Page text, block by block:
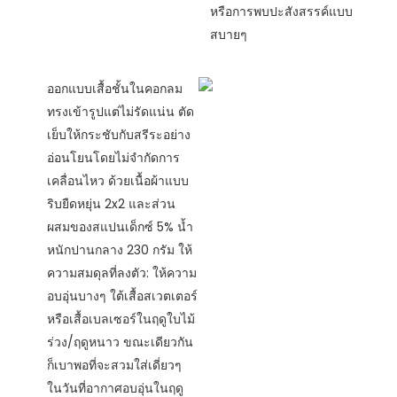
หรือการพบปะสังสรรค์แบบ
สบายๆ
ออกแบบเสื้อชั้นในคอกลม
ทรงเข้ารูปแต่ไม่รัดแน่น ตัด
เย็บให้กระชับกับสรีระอย่าง
อ่อนโยนโดยไม่จำกัดการ
เคลื่อนไหว ด้วยเนื้อผ้าแบบ
ริบยืดหยุ่น 2x2 และส่วน
ผสมของสแปนเด็กซ์ 5% น้ำ
หนักปานกลาง 230 กรัม ให้
ความสมดุลที่ลงตัว: ให้ความ
อบอุ่นบางๆ ใต้เสื้อสเวตเตอร์
หรือเสื้อเบลเซอร์ในฤดูใบไม้
ร่วง/ฤดูหนาว ขณะเดียวกัน
ก็เบาพอที่จะสวมใส่เดี่ยวๆ
ในวันที่อากาศอบอุ่นในฤดู